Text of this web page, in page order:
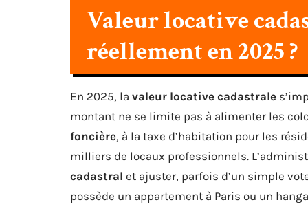
Valeur locative
réellement en 2025 ?
En 2025, la valeur locative cadastrale
montant ne se limite pas à alimenter les
foncière, à la taxe d’habitation pour les
milliers de locaux professionnels.
cadastral et ajuster, parfois d’un simple
possède un appartement à Paris ou un